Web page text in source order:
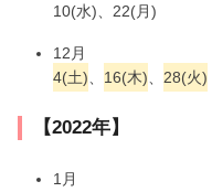
10(水)、22(月)
12月
4(土)
16(木) 28(火)
【2022年】
1月